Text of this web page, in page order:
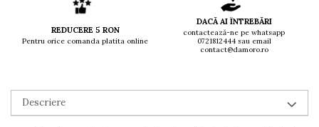
REDUCERE 5 RON
Pentru orice comanda platita online
DACĂ AI ÎNTREBĂRI
contactează-ne pe whatsapp
0721812444 sau email
contact@damoro.ro
Descriere